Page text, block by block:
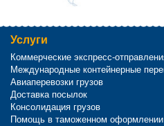
Услуги
Коммерческие экспресс-
Международные контейнерные
Авиаперевозки грузов
Доставка посылок
Консолидация грузов
Помощь в таможенном оформлении